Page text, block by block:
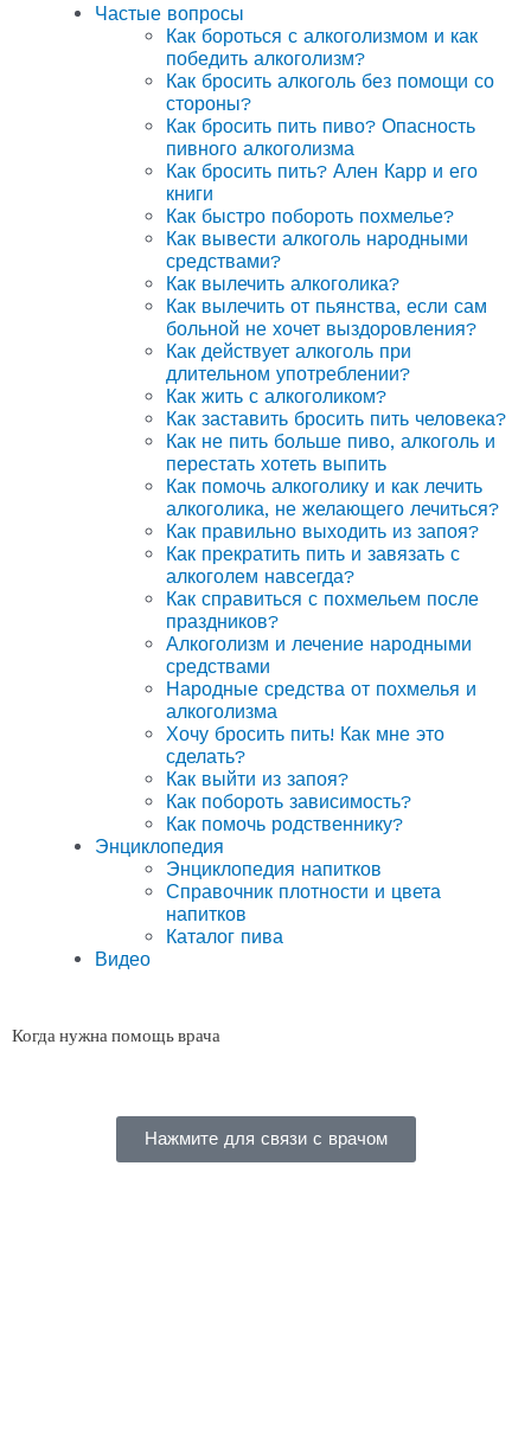
Частые вопросы
Как бороться с алкоголизмом и как
победить алкоголизм?
Как бросить алкоголь без помощи со
стороны?
Как бросить пить пиво? Опасность
пивного алкоголизма
Как бросить пить? Ален Карр и его
книги
Как быстро побороть похмелье?
Как вывести алкоголь народными
средствами?
Как вылечить алкоголика?
Как вылечить от пьянства, если сам
больной не хочет выздоровления?
Как действует алкоголь при
длительном употреблении?
Как жить с алкоголиком?
Как заставить бросить пить человека?
Как не пить больше пиво, алкоголь и
перестать хотеть выпить
Как помочь алкоголику и как лечить
алкоголика, не желающего лечиться?
Как правильно выходить из запоя?
Как прекратить пить и завязать с
алкоголем навсегда?
Как справиться с похмельем после
праздников?
Алкоголизм и лечение народными
средствами
Народные средства от похмелья и
алкоголизма
Хочу бросить пить! Как мне это
сделать?
Как выйти из запоя?
Как побороть зависимость?
Как помочь родственнику?
Энциклопедия
Энциклопедия напитков
Справочник плотности и цвета
напитков
Каталог пива
Видео
Когда нужна помощь врача
Нажмите для связи с врачом